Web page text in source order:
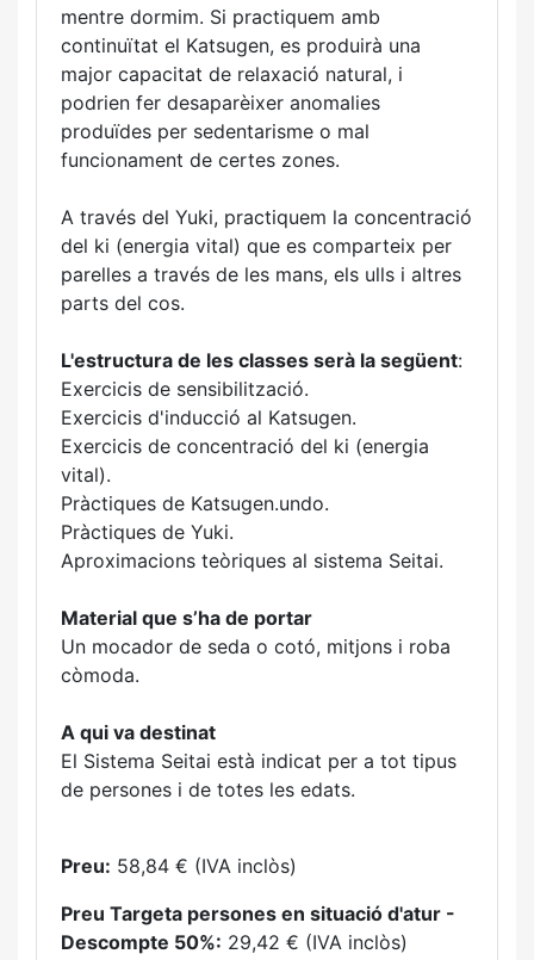
mentre dormim. Si practiquem amb
continuïtat el Katsugen, es produirà una
major capacitat de relaxació natural, i
podrien fer desaparèixer anomalies
produïdes per sedentarisme o mal
funcionament de certes zones.
A través del Yuki, practiquem la concentració
del ki (energia vital) que es comparteix per
parelles a través de les mans, els ulls i altres
parts del cos.
L'estructura de les classes serà la següent:
Exercicis de sensibilització.
Exercicis d'inducció al Katsugen.
Exercicis de concentració del ki (energia
vital).
Pràctiques de Katsugen.undo.
Pràctiques de Yuki.
Aproximacions teòriques al sistema Seitai.
Material que s’ha de portar
Un mocador de seda o cotó, mitjons i roba
còmoda.
A qui va destinat
El Sistema Seitai està indicat per a tot tipus
de persones i de totes les edats.
Preu: 58,84 € (IVA inclòs)
Preu Targeta persones en situació d'atur -
Descompte 50%: 29,42 € (IVA inclòs)